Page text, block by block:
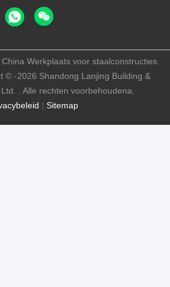
| Sitemap
Werkplaats voor staalconstructies
© -2026 Shandong Lanjing Building &
. Alle rechten voorbehoudena.